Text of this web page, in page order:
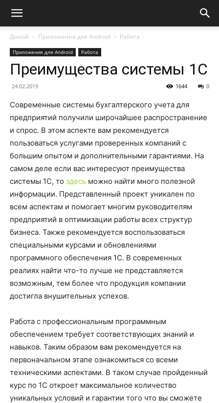
Домой Приложения для Android Работа
Приложения для Android Работа
Преимущества системы 1С
24.02.2019 0
1644
Современные системы бухгалтерского учета для
предприятий получили широчайшее распространение
и спрос. В этом аспекте вам рекомендуется
пользоваться услугами проверенных компаний с
большим опытом и дополнительными гарантиями. На
самом деле если вас интересуют преимущества
системы 1С, то здесь можно найти много полезной
информации. Представленный проект уникален по
всем аспектам и помогает многим руководителям
предприятий в оптимизации работы всех структур
бизнеса. Также рекомендуется воспользоваться
специальными курсами и обновлениями
программного обеспечения 1С. В современных
реалиях найти что-то лучше не представляется
возможным, тем более что продукция компании
достигла внушительных успехов.
Работа с профессиональным программным
обеспечением требует соответствующих знаний и
навыков. Таким образом вам рекомендуется на
первоначальном этапе ознакомиться со всеми
техническими аспектами. В таком случае пройденный
курс по 1С откроет максимальное количество
уникальных условий и гарантии того что вы сможете